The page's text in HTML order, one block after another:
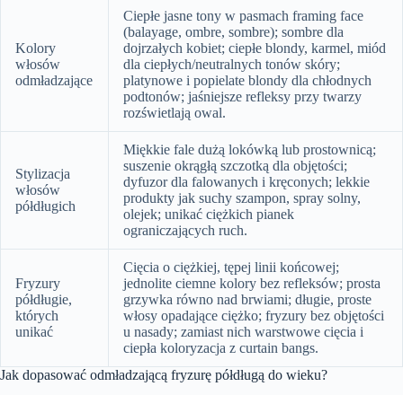
Kolory
włosów
odmładzające
Ciepłe jasne tony w pasmach framing face
(balayage, ombre, sombre); sombre dla
dojrzałych kobiet; ciepłe blondy, karmel, miód
dla ciepłych/neutralnych tonów skóry;
platynowe i popielate blondy dla chłodnych
podtonów; jaśniejsze refleksy przy twarzy
rozświetlają owal.
Stylizacja
włosów
półdługich
Miękkie fale dużą lokówką lub prostownicą;
suszenie okrągłą szczotką dla objętości;
dyfuzor dla falowanych i kręconych; lekkie
produkty jak suchy szampon, spray solny,
olejek; unikać ciężkich pianek
ograniczających ruch.
Fryzury
półdługie,
których
unikać
Cięcia o ciężkiej, tępej linii końcowej;
jednolite ciemne kolory bez refleksów; prosta
grzywka równo nad brwiami; długie, proste
włosy opadające ciężko; fryzury bez objętości
u nasady; zamiast nich warstwowe cięcia i
ciepła koloryzacja z curtain bangs.
Jak dopasować odmładzającą fryzurę półdługą do wieku?